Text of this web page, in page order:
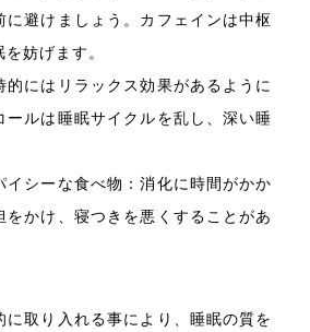
に避けましょう。カフェインは中枢
妨げます。
的にはリラックス効果があるように
ールは睡眠サイクルを乱し、深い睡
イシーな食べ物：消化に時間がかか
をかけ、寝つきを悪くすることがあ
に取り入れる事により、睡眠の質を